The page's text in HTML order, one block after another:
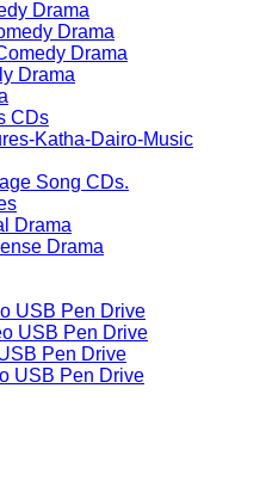
Drama
Drama
Drama
Drama
CDs
Katha-Dairo-Music
Song CDs.
Drama
Drama
USB Pen Drive
USB Pen Drive
Pen Drive
USB Pen Drive